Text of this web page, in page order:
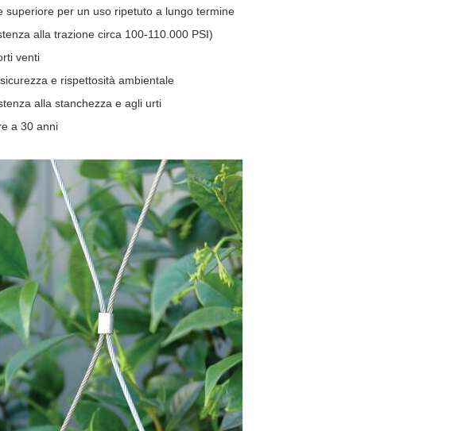
superiore per un uso ripetuto a lungo termine
alla trazione circa 100-110.000 PSI)
venti
e rispettosità ambientale
alla stanchezza e agli urti
a 30 anni